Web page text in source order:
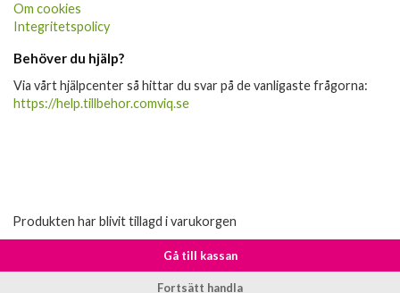
Om cookies
Integritetspolicy
Behöver du hjälp?
Via vårt hjälpcenter så hittar du svar på de vanligaste frågorna:
https://help.tillbehor.comviq.se
Produkten har blivit tillagd i varukorgen